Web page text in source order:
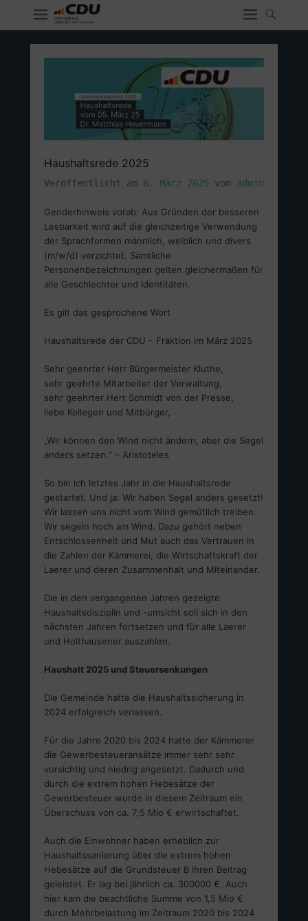
Haushaltsrede 2025
Veröffentlicht am 6. März 2025 von admin
Genderhinweis vorab: Aus Gründen der besseren
Lesbarkeit wird auf die gleichzeitige Verwendung
der Sprachformen männlich, weiblich und divers
(m/w/d) verzichtet. Sämtliche
Personenbezeichnungen gelten gleichermaßen für
alle Geschlechter und Identitäten.
Es gilt das gesprochene Wort
Haushaltsrede der CDU – Fraktion im März 2025
Sehr geehrter Herr Bürgermeister Kluthe,
sehr geehrte Mitarbeiter der Verwaltung,
sehr geehrter Herr Schmidt von der Presse,
liebe Kollegen und Mitbürger,
„Wir können den Wind nicht ändern, aber die Segel
anders setzen.“ – Aristoteles
So bin ich letztes Jahr in die Haushaltsrede
gestartet. Und ja: Wir haben Segel anders gesetzt!
Wir lassen uns nicht vom Wind gemütlich treiben.
Wir segeln hoch am Wind. Dazu gehört neben
Entschlossenheit und Mut auch das Vertrauen in
die Zahlen der Kämmerei, die Wirtschaftskraft der
Laerer und deren Zusammenhalt und Miteinander.
Die in den vergangenen Jahren gezeigte
Haushaltsdisziplin und -umsicht soll sich in den
nächsten Jahren fortsetzen und für alle Laerer
und Holthausener auszahlen.
Haushalt 2025 und Steuersenkungen
Die Gemeinde hatte die Haushaltssicherung in
2024 erfolgreich verlassen.
Für die Jahre 2020 bis 2024 hatte der Kämmerer
die Gewerbesteueransätze immer sehr sehr
vorsichtig und niedrig angesetzt. Dadurch und
durch die extrem hohen Hebesätze der
Gewerbesteuer wurde in diesem Zeitraum ein
Überschuss von ca. 7;5 Mio € erwirtschaftet.
Auch die Einwohner haben erheblich zur
Haushaltssanierung über die extrem hohen
Hebesätze auf die Grundsteuer B ihren Beitrag
geleistet. Er lag bei jährlich ca. 300000 €. Auch
hier kam die beachtliche Summe von 1,5 Mio €
durch Mehrbelastung im Zeitraum 2020 bis 2024